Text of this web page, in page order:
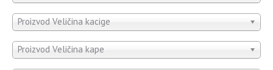
Proizvod Veličina kacige
Proizvod Veličina kape